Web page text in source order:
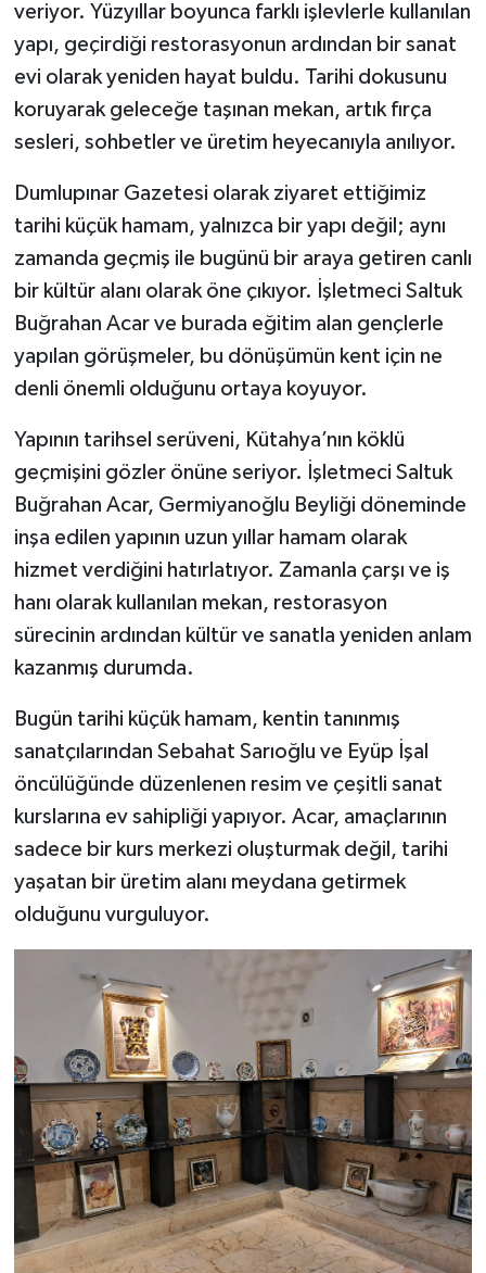
veriyor. Yüzyıllar boyunca farklı işlevlerle kullanılan
yapı, geçirdiği restorasyonun ardından bir sanat
evi olarak yeniden hayat buldu. Tarihi dokusunu
koruyarak geleceğe taşınan mekan, artık fırça
sesleri, sohbetler ve üretim heyecanıyla anılıyor.
Dumlupınar Gazetesi olarak ziyaret ettiğimiz
tarihi küçük hamam, yalnızca bir yapı değil; aynı
zamanda geçmiş ile bugünü bir araya getiren canlı
bir kültür alanı olarak öne çıkıyor. İşletmeci Saltuk
Buğrahan Acar ve burada eğitim alan gençlerle
yapılan görüşmeler, bu dönüşümün kent için ne
denli önemli olduğunu ortaya koyuyor.
Yapının tarihsel serüveni, Kütahya’nın köklü
geçmişini gözler önüne seriyor. İşletmeci Saltuk
Buğrahan Acar, Germiyanoğlu Beyliği döneminde
inşa edilen yapının uzun yıllar hamam olarak
hizmet verdiğini hatırlatıyor. Zamanla çarşı ve iş
hanı olarak kullanılan mekan, restorasyon
sürecinin ardından kültür ve sanatla yeniden anlam
kazanmış durumda.
Bugün tarihi küçük hamam, kentin tanınmış
sanatçılarından Sebahat Sarıoğlu ve Eyüp İşal
öncülüğünde düzenlenen resim ve çeşitli sanat
kurslarına ev sahipliği yapıyor. Acar, amaçlarının
sadece bir kurs merkezi oluşturmak değil, tarihi
yaşatan bir üretim alanı meydana getirmek
olduğunu vurguluyor.
Siyaset
Spor
Teknoloji
Vasıta
Vefat Haberleri
Yaşam